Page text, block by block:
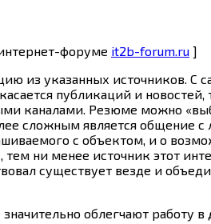
форуме it2b-forum.ru ]
из указанных источников.
публикаций и
каналами. Резюме можно
сложным является общение
с объектом, и о
ни менее источник этот
существует везде и
облегчают работу